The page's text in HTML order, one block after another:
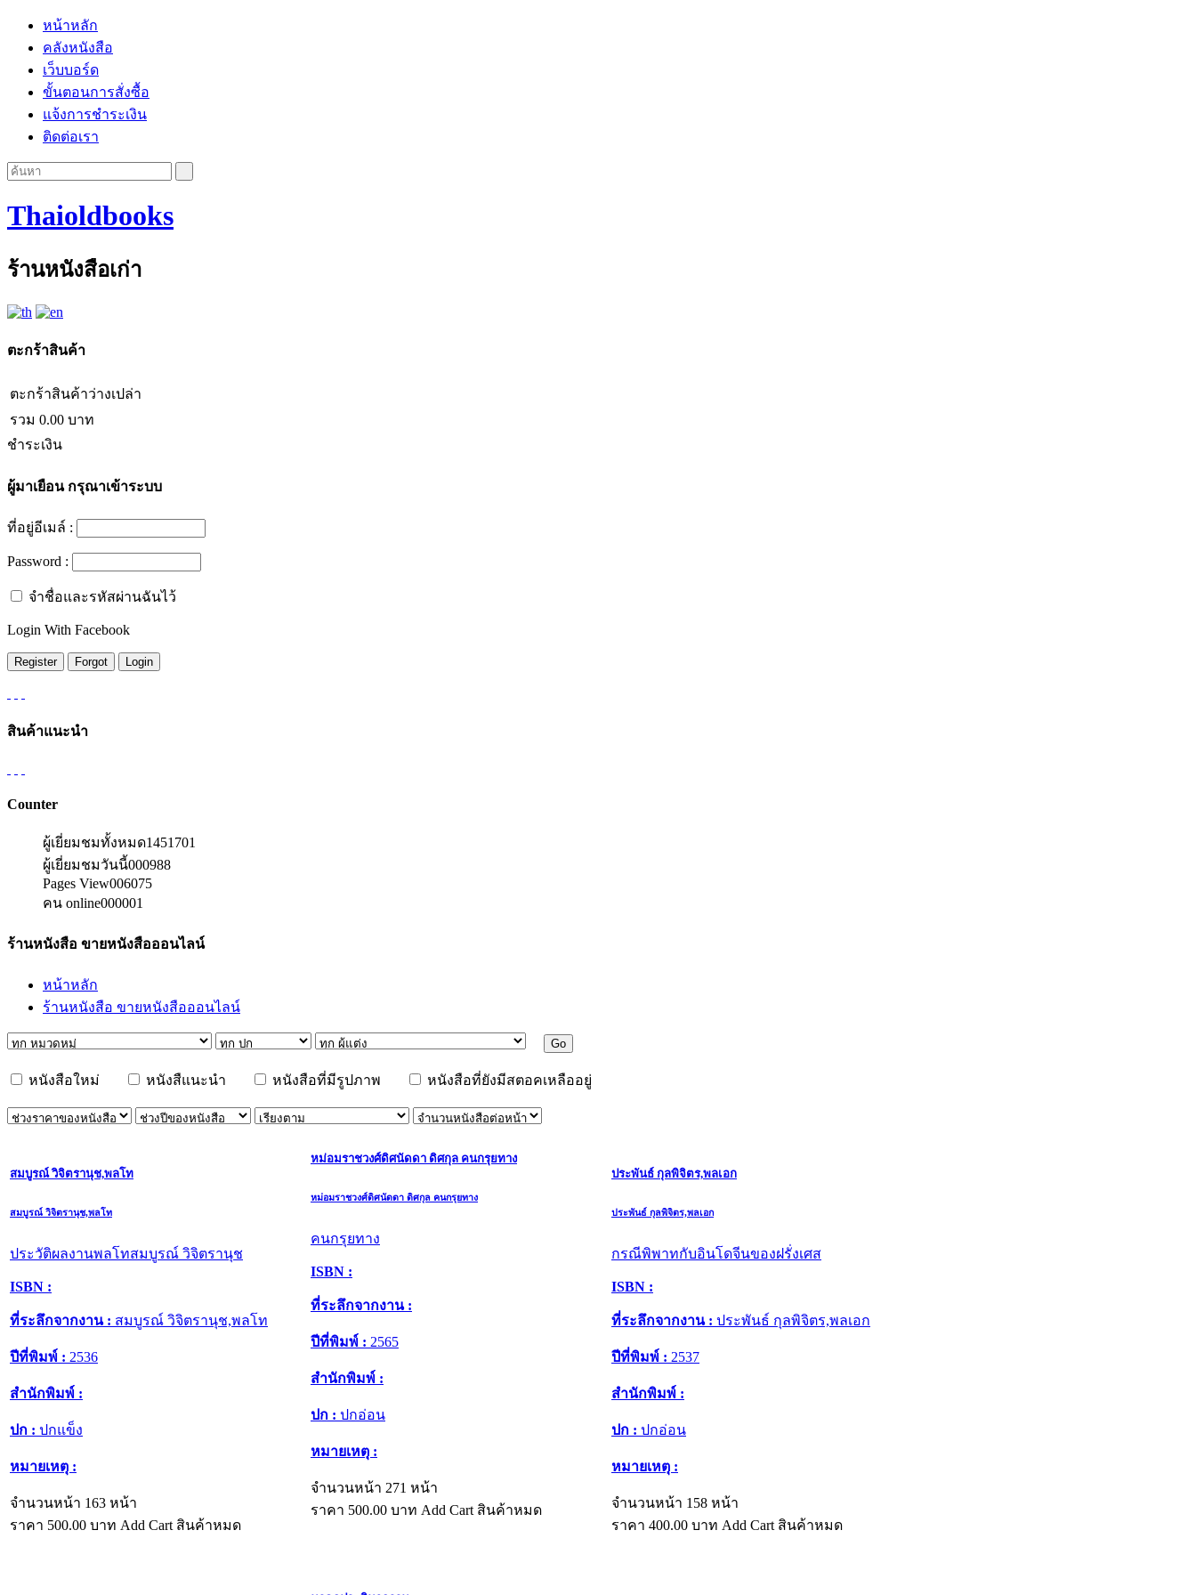
หน้าหลัก
คลังหนังสือ
เว็บบอร์ด
ขั้นตอนการสั่งซื้อ
แจ้งการชำระเงิน
ติดต่อเรา
Thaioldbooks
ร้านหนังสือเก่า
ตะกร้าสินค้า
ตะกร้าสินค้าว่างเปล่า
รวม 0.00 บาท
ชำระเงิน
ผู้มาเยือนกรุณาเข้าระบบ
ที่อยู่อีเมล์ :
Password :
จำชื่อและรหัสผ่านฉันไว้
Login With Facebook
สินค้าแนะนำ
Counter
ผู้เยี่ยมชมทั้งหมด1451701
ผู้เยี่ยมชมวันนี้000988
Pages View006075
คน online000001
ร้านหนังสือ ขายหนังสือออนไลน์
หน้าหลัก
ร้านหนังสือ ขายหนังสือออนไลน์
หนังสือใหม่ หนังสืแนะนำ หนังสือที่มีรูปภาพ หนังสือที่ยังมีสตอคเหลืออยู่
สมบูรณ์ วิจิตรานุช,พลโท
สมบูรณ์ วิจิตรานุช,พลโท
ประวัติผลงานพลโทสมบูรณ์ วิจิตรานุช
ISBN :
ที่ระลึกจากงาน : สมบูรณ์ วิจิตรานุช,พลโท
ปีที่พิมพ์ : 2536
สำนักพิมพ์ :
ปก : ปกแข็ง
หมายเหตุ :
จำนวนหน้า 163 หน้า
ราคา 500.00 บาท Add Cart สินค้าหมด
หม่อมราชวงศ์ดิศนัดดา ดิศกุล คนกรุยทาง
หม่อมราชวงศ์ดิศนัดดา ดิศกุล คนกรุยทาง
คนกรุยทาง
ISBN :
ที่ระลึกจากงาน :
ปีที่พิมพ์ : 2565
สำนักพิมพ์ :
ปก : ปกอ่อน
หมายเหตุ :
จำนวนหน้า 271 หน้า
ราคา 500.00 บาท Add Cart สินค้าหมด
ประพันธ์ กุลพิจิตร,พลเอก
ประพันธ์ กุลพิจิตร,พลเอก
กรณีพิพาทกับอินโดจีนของฝรั่งเศส
ISBN :
ที่ระลึกจากงาน : ประพันธ์ กุลพิจิตร,พลเอก
ปีที่พิมพ์ : 2537
สำนักพิมพ์ :
ปก : ปกอ่อน
หมายเหตุ :
จำนวนหน้า 158 หน้า
ราคา 400.00 บาท Add Cart สินค้าหมด